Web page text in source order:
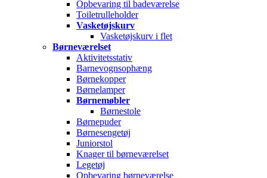
Opbevaring til badeværelse
Toiletrulleholder
Vasketøjskurv
Vasketøjskurv i flet
Børneværelset
Aktivitetsstativ
Barnevognsophæng
Børnekopper
Børnelamper
Børnemøbler
Børnestole
Børnepuder
Børnesengetøj
Juniorstol
Knager til børneværelset
Legetøj
Opbevaring børneværelse